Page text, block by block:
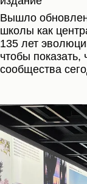
Вышло
школы как
135 лет
чтобы
сообщества